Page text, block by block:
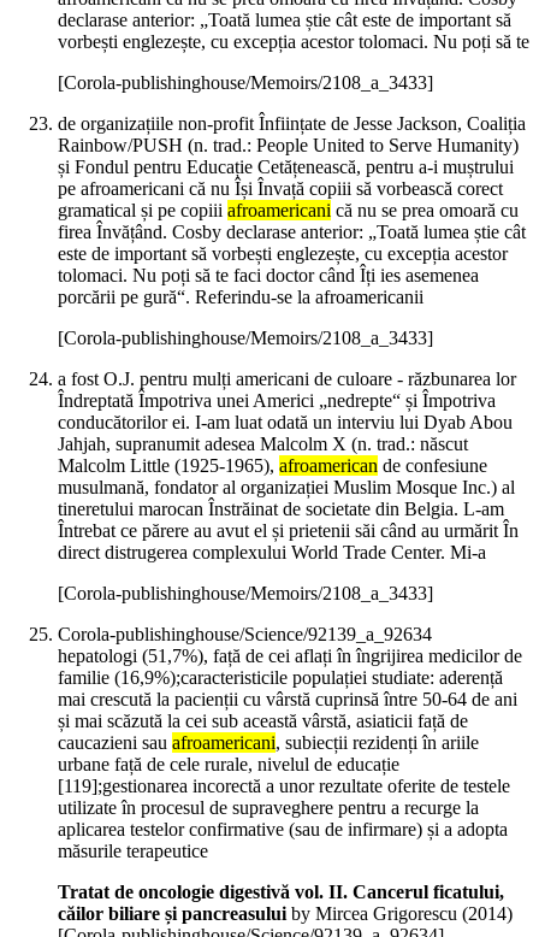
declarase anterior: „Toată lumea știe cât este de important să
vorbești englezește, cu excepția acestor tolomaci. Nu poți să te
[Corola-publishinghouse/Memoirs/2108_a_3433]
de organizațiile non-profit Înființate de Jesse Jackson, Coaliția
Rainbow/PUSH (n. trad.: People United to Serve Humanity)
și Fondul pentru Educație Cetățenească, pentru a-i muștrului
pe afroamericani că nu Își Învață copiii să vorbească corect
gramatical și pe copiii afroamericani că nu se prea omoară cu
firea Învățând. Cosby declarase anterior: „Toată lumea știe cât
este de important să vorbești englezește, cu excepția acestor
tolomaci. Nu poți să te faci doctor când Îți ies asemenea
porcării pe gură“. Referindu-se la afroamericanii
[Corola-publishinghouse/Memoirs/2108_a_3433]
a fost O.J. pentru mulți americani de culoare - răzbunarea lor
Îndreptată Împotriva unei Americi „nedrepte“ și Împotriva
conducătorilor ei. I-am luat odată un interviu lui Dyab Abou
Jahjah, supranumit adesea Malcolm X (n. trad.: născut
Malcolm Little (1925-1965), afroamerican de confesiune
musulmană, fondator al organizației Muslim Mosque Inc.) al
tineretului marocan Înstrăinat de societate din Belgia. L-am
Întrebat ce părere au avut el și prietenii săi când au urmărit În
direct distrugerea complexului World Trade Center. Mi-a
[Corola-publishinghouse/Memoirs/2108_a_3433]
Corola-publishinghouse/Science/92139_a_92634
hepatologi (51,7%), față de cei aflați în îngrijirea medicilor de
familie (16,9%);caracteristicile populației studiate: aderență
mai crescută la pacienții cu vârstă cuprinsă între 50-64 de ani
și mai scăzută la cei sub această vârstă, asiaticii față de
caucazieni sau afroamericani, subiecții rezidenți în ariile
urbane față de cele rurale, nivelul de educație
[119];gestionarea incorectă a unor rezultate oferite de testele
utilizate în procesul de supraveghere pentru a recurge la
aplicarea testelor confirmative (sau de infirmare) și a adopta
măsurile terapeutice
Tratat de oncologie digestivă vol. II. Cancerul ficatului,
căilor biliare și pancreasuluiby Mircea Grigorescu (2014)